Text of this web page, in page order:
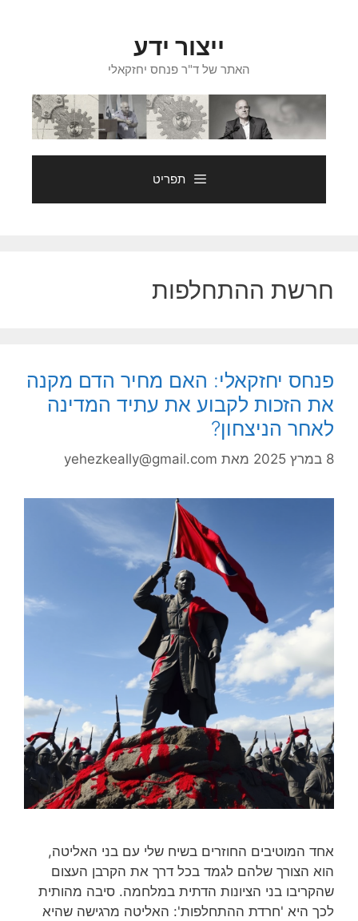
ייצור ידע
האתר של ד"ר פנחס יחזקאלי
תפריט
חרשת ההתחלפות
פנחס יחזקאלי: האם מחיר הדם מקנה
את הזכות לקבוע את עתיד המדינה
לאחר הניצחון?
8 במרץ 2025 מאת yehezkeally@gmail.com
אחד המוטיבים החוזרים בשיח שלי עם בני האליטה,
הוא הצורך שלהם לגמד בכל דרך את הקרבן העצום
שהקריבו בני הציונות הדתית במלחמה. סיבה מהותית
לכך היא 'חרדת ההתחלפות': האליטה מרגישה שהיא